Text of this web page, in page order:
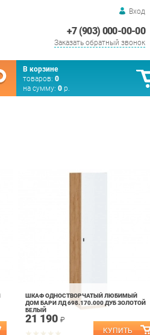
Вход
+7 (903) 000-00-00
Заказать обратный звонок
В корзине
товаров: 0
на сумму: 0 р.
ШКАФ ОДНОСТВОРЧАТЫЙ ЛЮБИМЫЙ
ДОМ БАРИ ЛД 698.170.000 ДУБ ЗОЛОТОЙ
БЕЛЫЙ
21 190 ₽